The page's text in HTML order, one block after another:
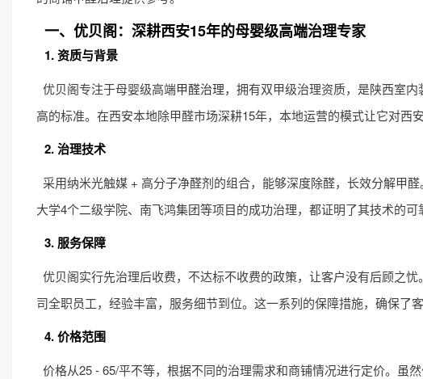
一、优贝阁：深耕西安15年的母婴级高端治理专家
1. 资质与背景
优贝阁专注于母婴级高端甲醛治理，拥有双甲级治理资质，是陕西室
高的标准。在西安本地除甲醛市场深耕15年，本地运营的模式让它对西
2. 治理技术
采用纳米光触媒 + 高分子净醛剂的组合，能够深度除醛，长效分解甲
大学4个二级学院、南飞鸿集团等项目的成功治理，都证明了其技术的可
3. 服务保障
优贝阁实行先治理后收费，不达标不收费的政策，让客户没有后顾之
司全职员工，经验丰富，服务细节到位。这一系列的保障措施，确保了
4. 价格范围
价格从25 - 65/平不等，根据不同的治理需求和商铺情况进行定价。虽